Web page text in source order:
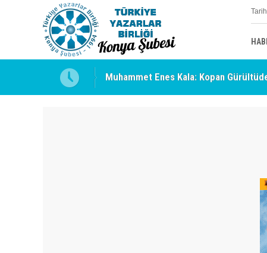
Muhammet Enes Kala: Kopan
Erzincan’da Kültür ve Edebiyat Zirvesi